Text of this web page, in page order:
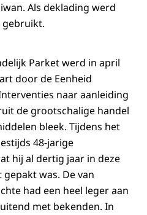
Als deklading werd
gebruikt.
Parket werd in april
door de Eenheid
naar aanleiding
de grootschalige handel
bleek. Tijdens het
48-jarige
hij al dertig jaar in deze
was. De van
had een heel leger aan
met bekenden. In